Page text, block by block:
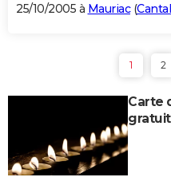
25/10/2005 à Mauriac(Cantal
1 2
Carte